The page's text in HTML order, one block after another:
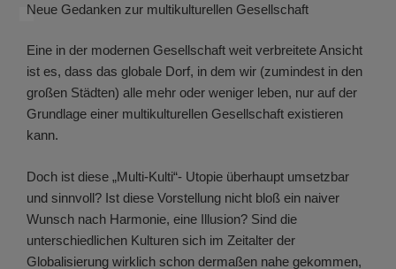
Neue Gedanken zur multikulturellen Gesellschaft
Eine in der modernen Gesellschaft weit verbreitete Ansicht
ist es, dass das globale Dorf, in dem wir (zumindest in den
großen Städten) alle mehr oder weniger leben, nur auf der
Grundlage einer multikulturellen Gesellschaft existieren
kann.
Doch ist diese „Multi-Kulti“- Utopie überhaupt umsetzbar
und sinnvoll? Ist diese Vorstellung nicht bloß ein naiver
Wunsch nach Harmonie, eine Illusion? Sind die
unterschiedlichen Kulturen sich im Zeitalter der
Globalisierung wirklich schon dermaßen nahe gekommen,